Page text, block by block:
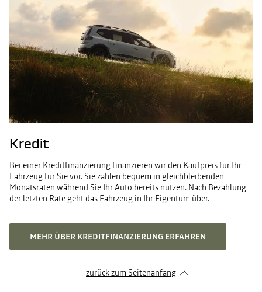
Kredit
Bei einer Kreditfinanzierung finanzieren wir den Kaufpreis für Ihr
Fahrzeug für Sie vor. Sie zahlen bequem in gleichbleibenden
Monatsraten während Sie Ihr Auto bereits nutzen. Nach Bezahlung
der letzten Rate geht das Fahrzeug in Ihr Eigentum über.
MEHR ÜBER KREDITFINANZIERUNG ERFAHREN
zurück zum Seitenanfang